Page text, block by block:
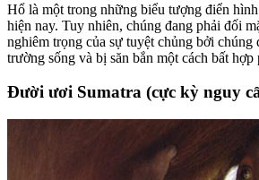
Hổ là một trong những biểu tượng điển
hiện nay. Tuy nhiên, chúng đang phải đối
nghiêm trọng của sự tuyệt chủng bởi chúng
trường sống và bị săn bắn một cách bất hợp
Đười ươi Sumatra (cực kỳ nguy